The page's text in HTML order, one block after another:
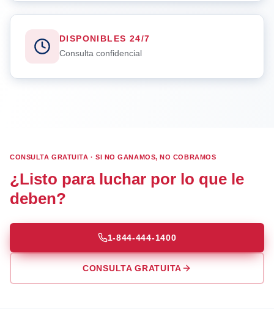
DISPONIBLES 24/7
Consulta confidencial
CONSULTA GRATUITA · SI NO GANAMOS, NO COBRAMOS
¿Listo para luchar por lo que le
deben?
1-844-444-1400
CONSULTA GRATUITA